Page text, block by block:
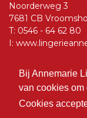
Bij Annemarie
van cookies om
Cookies
Noorderweg 3
7681 CB
T: 0546 - 64 62 80
I:
Social
Volg ons op